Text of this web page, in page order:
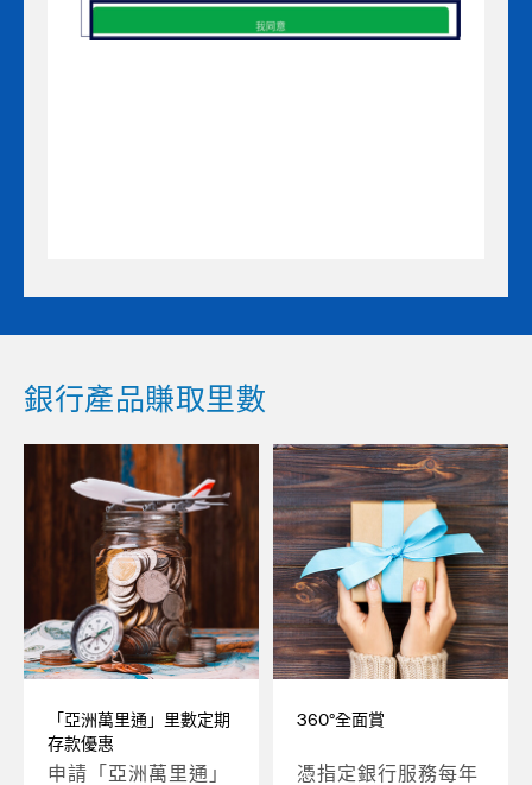
銀行產品賺取里數
「亞洲萬里通」里數定期
存款優惠
申請「亞洲萬里通」
360°全面賞
憑指定銀行服務每年